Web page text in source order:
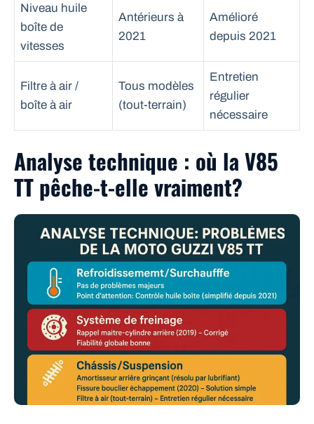
Niveau huile
boîte de
vitesses
Antérieurs à
2021
Amélioré
depuis 2021
Filtre à air /
boîte à air
Tous modèles
(tout-terrain)
Entretien
régulier
nécessaire
Analyse technique : où la V85
TT pêche-t-elle vraiment?